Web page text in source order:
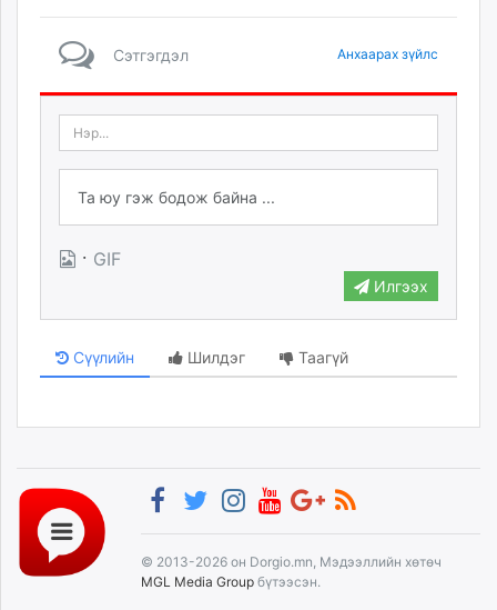
Сэтгэгдэл Анхаарах зүйлс
· GIF
Илгээх
Сүүлийн Шилдэг Таагүй
© 2013-2026 он Dorgio.mn, Мэдээллийн хөтөч
MGL Media Group бүтээсэн.